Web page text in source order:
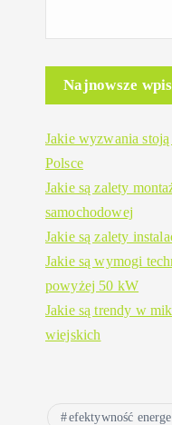
Najnowsze
Jakie wyzwania
Polsce
Jakie są zalety
samochodowej
Jakie są zalety
Jakie są wymogi
powyżej 50 kW
Jakie są trendy w
wiejskich
efektywność